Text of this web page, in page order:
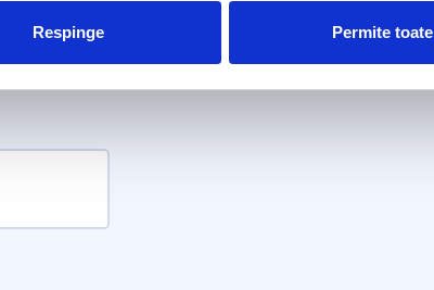
Respinge Permite toate